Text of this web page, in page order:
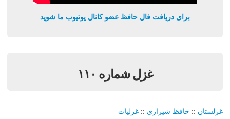
برای دریافت فال حافظ عضو کانال یوتیوب ما شوید
غزل شماره ۱۱۰
غزلستان :: حافظ شیرازی :: غزلیات